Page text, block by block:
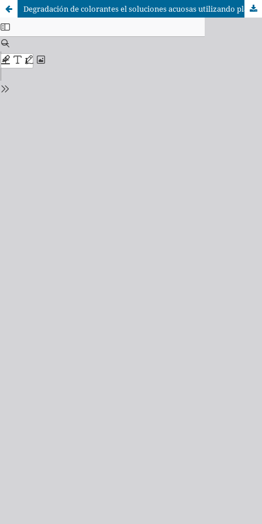
Degradación de colorantes el soluciones acuosas utilizando plasma jet atmosférico